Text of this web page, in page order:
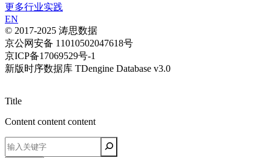
更多行业实践
EN
© 2017-2025 涛思数据
京公网安备 11010502047618号
京ICP备17069529号-1
新版时序数据库 TDengine Database v3.0
Title
Content content content